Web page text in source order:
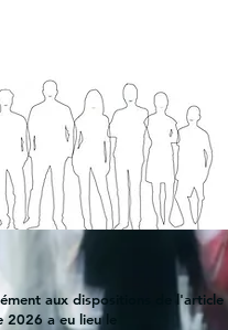
aux dispositions de
a eu lieu le